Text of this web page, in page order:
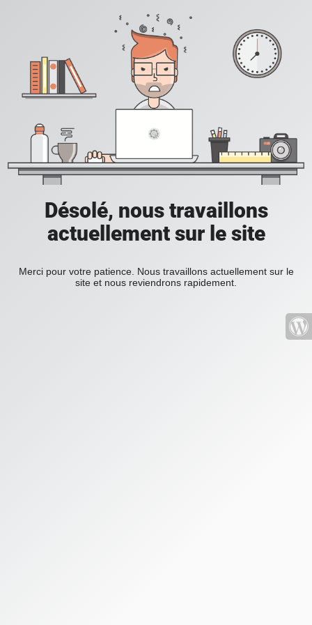
Désolé, nous travaillons
actuellement sur le site
Merci pour votre patience. Nous travaillons actuellement sur le
site et nous reviendrons rapidement.